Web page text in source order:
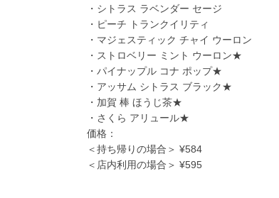
・シトラス ラベンダー セージ
・ピーチ トランクイリティ
・マジェスティック チャイ ウーロン
・ストロベリー ミント ウーロン★
・パイナップル コナ ポップ★
・アッサム シトラス ブラック★
・加賀 棒 ほうじ茶★
・さくら アリュール★
価格：
＜持ち帰りの場合＞ ¥584
＜店内利用の場合＞ ¥595